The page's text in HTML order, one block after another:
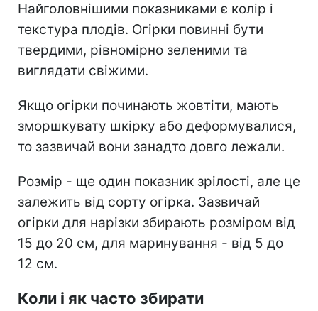
Найголовнішими показниками є колір і
текстура плодів. Огірки повинні бути
твердими, рівномірно зеленими та
виглядати свіжими.
Якщо огірки починають жовтіти, мають
зморшкувату шкірку або деформувалися,
то зазвичай вони занадто довго лежали.
Розмір - ще один показник зрілості, але це
залежить від сорту огірка. Зазвичай
огірки для нарізки збирають розміром від
15 до 20 см, для маринування - від 5 до
12 см.
Коли і як часто збирати